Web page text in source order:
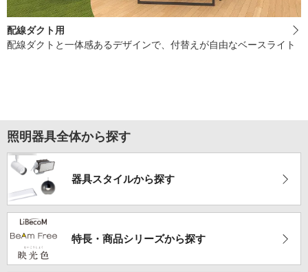
配線ダクト用
配線ダクトと一体感あるデザインで、付替えが自由なベースライト
照明器具全体から探す
器具スタイルから探す
特長・商品シリーズから探す